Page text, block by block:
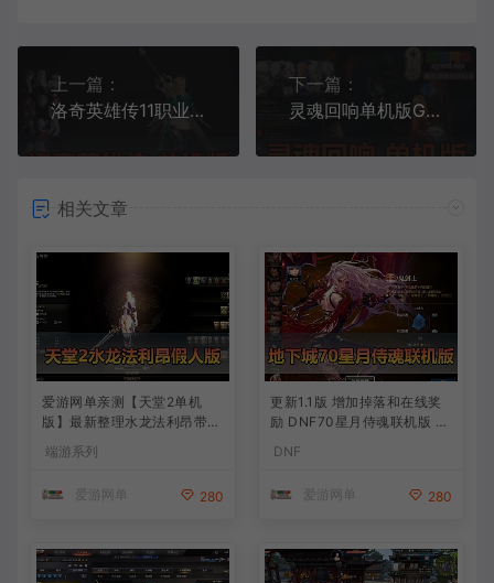
上一篇：
洛奇英雄传11职业女大剑版本免虚拟机一键端下载解压即玩GM后台
下一篇：
灵魂回响单机版GM后台完整6职业修复任务副本虚拟机一键端
相关文章
爱游网单亲测【天堂2单机
版】最新整理水龙法利昂带假
能GM控制台 可发物品装备
端游系列
爱游网单 280
更新1.1版 增加掉落和在线奖
励 DNF70星月侍魂联机版 新
词条 护石 辟邪玉 皮肤外观 B
徽章 技能宝珠等 在线点 装备
DNF
爱游网单 280